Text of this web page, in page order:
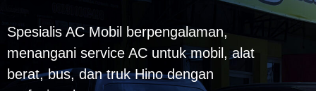
Spesialis AC Mobil berpengalaman,
menangani service AC untuk mobil, alat
berat, bus, dan truk Hino dengan